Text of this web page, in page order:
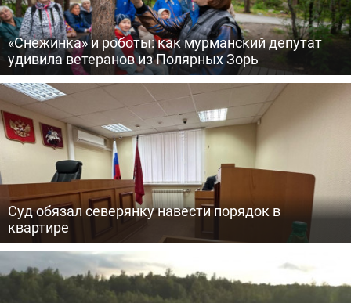
«Снежинка» и роботы: как мурманский депутат
удивила ветеранов из Полярных Зорь
Суд обязал северянку навести порядок в
квартире